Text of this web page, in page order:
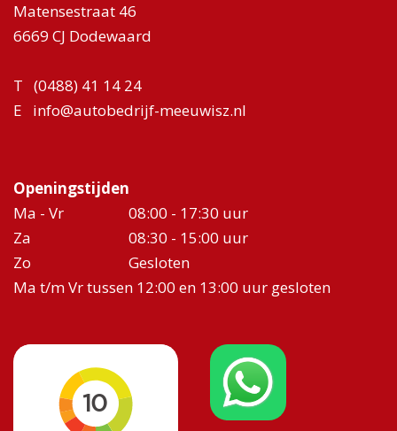
Matensestraat 46
6669 CJ Dodewaard
T (0488) 41 14 24
E
info@autobedrijf-meeuwisz.nl
Openingstijden
Ma - Vr
08:00 - 17:30 uur
Za
08:30 - 15:00 uur
Zo
Gesloten
Ma t/m Vr tussen 12:00 en 13:00 uur gesloten